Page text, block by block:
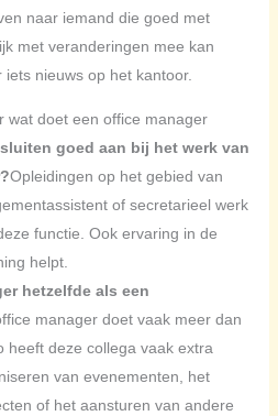
naar iemand die goed met
met veranderingen mee kan
nieuws op het kantoor.
wat doet een office manager
goed aan bij het werk van
Opleidingen op het gebied van
of secretarieel werk
functie. Ook ervaring in de
helpt.
hetzelfde als een
manager doet vaak meer dan
heeft deze collega vaak extra
van evenementen, het
of het aansturen van andere